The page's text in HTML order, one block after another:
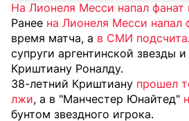
На Лионеля Месси напал
Ранее на Лионеля Месси
время матча, а в СМИ
супруги аргентинской звезды
Криштиану Роналду.
38-летний Криштиану прошел
лжи, а в "Манчестер Юнайтед"
бунтом звездного игрока.